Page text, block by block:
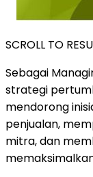
SCROLL TO
Sebagai
strategi
mendorong
penjualan,
mitra, dan